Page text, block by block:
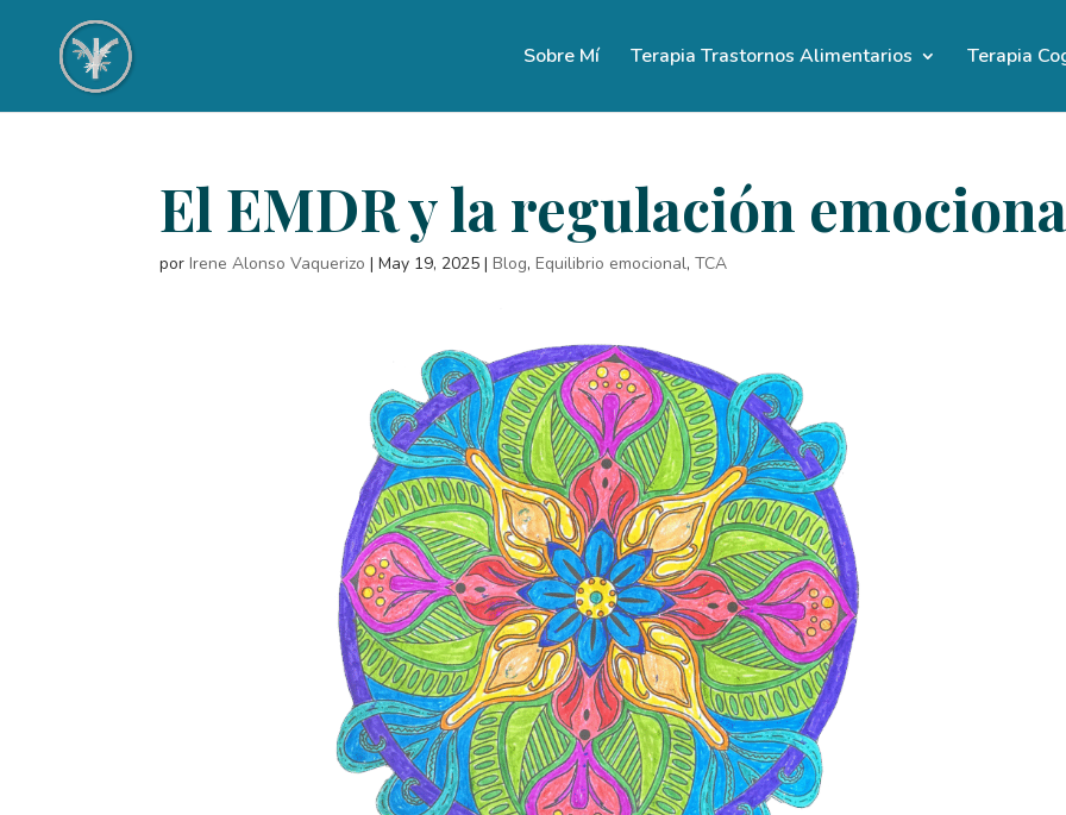
Sobre Mí Terapia Trastornos Alimentarios Terapia
El EMDR y la regulación
porIrene Alonso Vaquerizo |May 19, 2025 |Blog,Equilibrio emocional,TCA